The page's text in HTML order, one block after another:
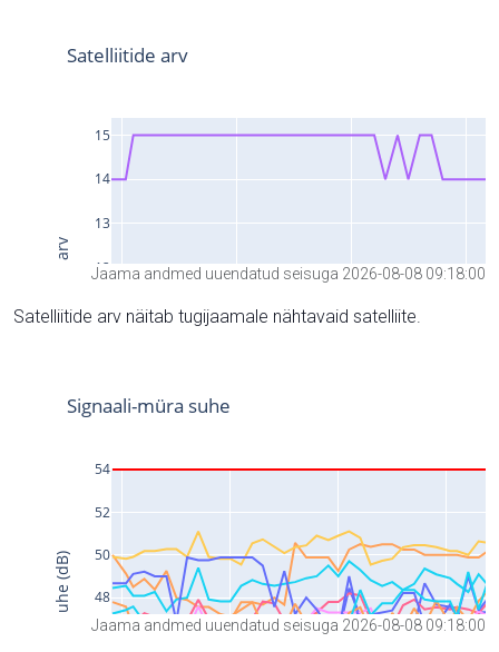
Jaama andmed uuendatud seisuga 2026-08-08 09:18:00
Satelliitide arv näitab tugijaamale nähtavaid satelliite.
Jaama andmed uuendatud seisuga 2026-08-08 09:18:00